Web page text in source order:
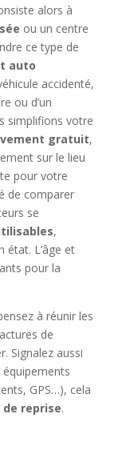
alors à
ou un centre
ce type de
auto
accidenté,
ou d’un
simplifions votre
gratuit,
sur le lieu
pour votre
de comparer
se
,
état. L’âge et
pour la
à réunir les
de
Signalez aussi
équipements
GPS…), cela
reprise.